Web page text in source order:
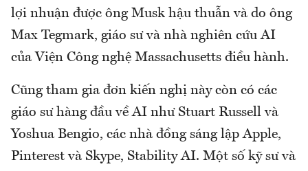
lợi nhuận được ông Musk hậu thuẫn và do ông
Max Tegmark, giáo sư và nhà nghiên cứu AI
của Viện Công nghệ Massachusetts điều hành.
Cũng tham gia đơn kiến nghị này còn có các
giáo sư hàng đầu về AI như Stuart Russell và
Yoshua Bengio, các nhà đồng sáng lập Apple,
Pinterest và Skype, Stability AI. Một số kỹ sư và